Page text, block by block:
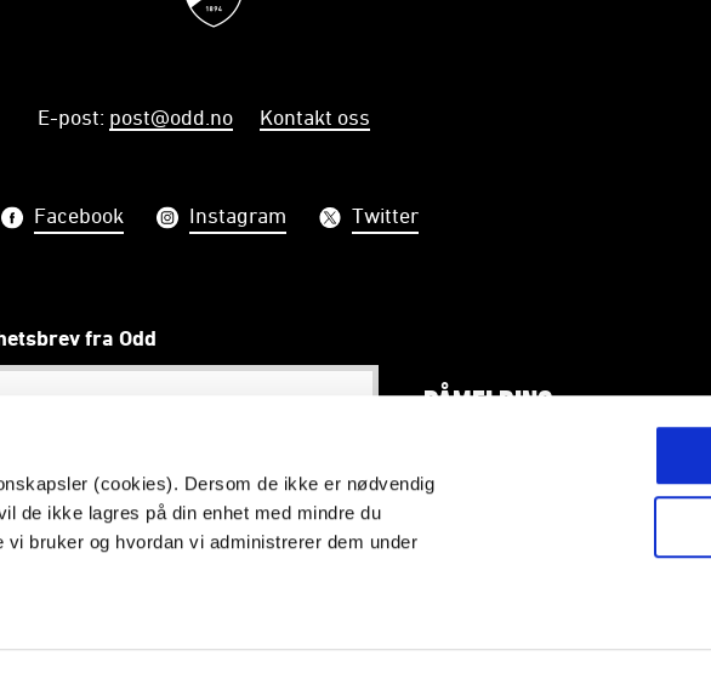
(cookies). Dersom de ikke er nødvendig
de ikke lagres på din enhet med mindre du
bruker og hvordan vi administrerer dem under
E-post: post@odd.no Kontakt oss
Facebook Instagram Twitter
fra Odd
PÅMELDING
Vi skal gjøre telemarkinger stolte